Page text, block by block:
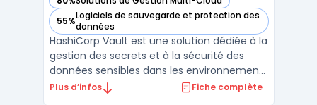
— voir Vault dans cette catégorie
55%Logiciels de sauvegarde et protection des
données
— voir Vault dans cette catégorie
HashiCorp Vault est une solution dédiée à la
gestion des secrets et à la sécurité des
données sensibles dans les environnements
informatiques complexes. Il s’adresse aux
Plus d’infos Fiche complète